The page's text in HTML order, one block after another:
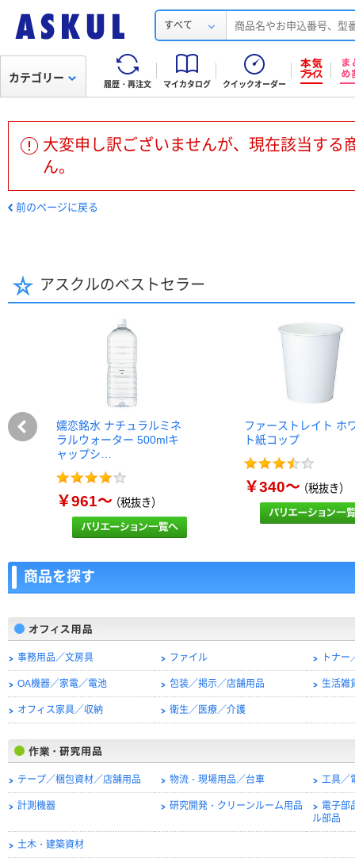
すべて
履歴・再注文 マイカタログ クイックオーダー
カテゴリー
大変申し訳ございませんが、現在該当する
ん。
前のページに戻る
アスクルのベストセラー
嬬恋銘水 ナチュラルミネ
ラルウォーター 500mlキ
ャップシ…
￥961～（税抜き）
ファーストレイト ホ
ト紙コップ
￥340～（税抜き）
商品を探す
事務用品／文房具 ファイル トナ
OA機器／家電／電池 包装／掲示／店舗用品 生活雑
オフィス家具／収納 衛生／医療／介護
テープ／梱包資材／店舗用品 物流・現場用品／台車 工具／
計測機器 研究開発・クリーンルーム用品
電子部
ル部品
土木・建築資材